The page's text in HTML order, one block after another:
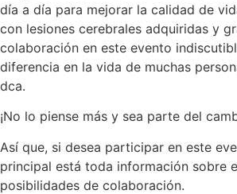
día a día para mejorar la calidad de
con lesiones cerebrales adquiridas y
colaboración en este evento
diferencia en la vida de muchas
dca.
¡No lo piense más y sea parte del
Así que, si desea participar en este
principal está toda información sobre
posibilidades de colaboración.